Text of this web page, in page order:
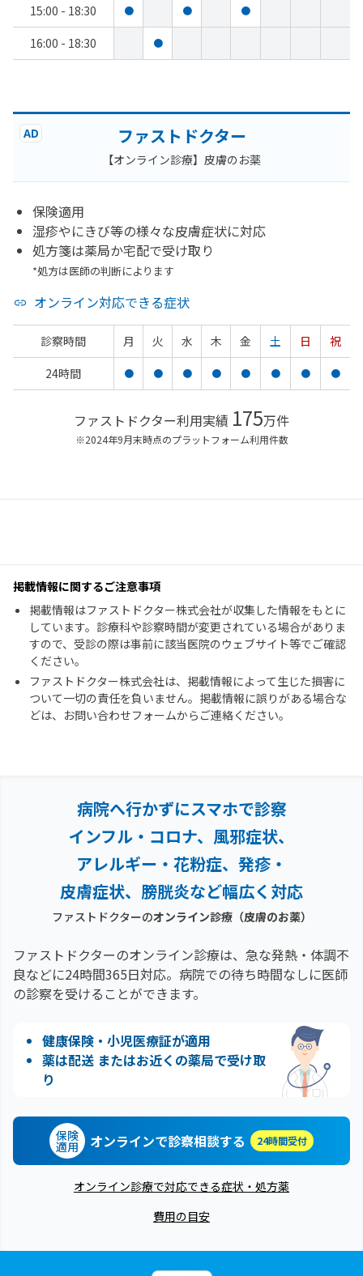
15:00 - 18:30 ● ● ●
16:00 - 18:30 ●
AD ファストドクター
【オンライン診療】皮膚のお薬
保険適用
湿疹やにきび等の様々な皮膚症状に対応
処方箋は薬局か宅配で受け取り
*処方は医師の判断によります
オンライン対応できる症状
診察時間 月 火 水 木 金 土 日
祝
24時間
● ● ● ● ● ● ● ●
ファストドクター利用実績 175万件
※2024年9月末時点のプラットフォーム利用件数
掲載情報に関するご注意事項
掲載情報はファストドクター株式会社が収集した情報をもとに
しています。診療科や診察時間が変更されている場合がありま
すので、受診の際は事前に該当医院のウェブサイト等でご確認
ください。
ファストドクター株式会社は、掲載情報によって生じた損害に
ついて一切の責任を負いません。掲載情報に誤りがある場合な
どは、お問い合わせフォームからご連絡ください。
病院へ行かずにスマホで診察
インフル・コロナ、風邪症状、
アレルギー・花粉症、 発疹・
皮膚症状、膀胱炎など幅広く対応
ファストドクターのオンライン診療（皮膚のお薬）
ファストドクターのオンライン診療は、急な発熱・体調不
良などに24時間365日対応。 病院での待ち時間なしに医師
の診察を受けることができます。
健康保険・小児医療証が適用
薬は配送 またはお近くの薬局で受け取
り
保険
適用 オンラインで診察相談する 24時間受付
オンライン診療で対応できる症状・処方薬
費用の目安